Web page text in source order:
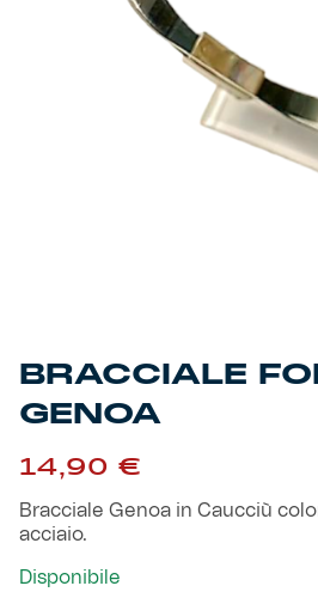
Prima squadra
Genoa x Rolling Stone
Tacchettee Collection
Urban Collection
Throwback Duemila
BRACCIALE
GENOA
14,90 €
Bracciale Genoa in Caucciù
acciaio.
Disponibile